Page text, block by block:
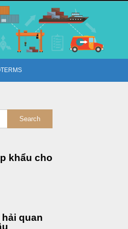
khẩu cho
quan